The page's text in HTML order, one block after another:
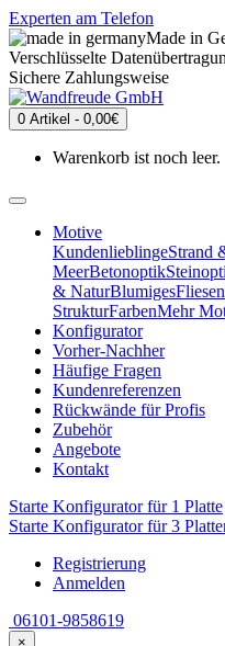
Experten am Telefon
Made in
Verschlüsselte
Sichere Zahlungsweise
0 Artikel - 0,00€
Warenkorb ist noch leer.
Motive
KundenlieblingeStrand
MeerBetonoptik
& NaturBlumigesFliesen
StrukturFarbenMehr
Konfigurator
Vorher-Nachher
Häufige Fragen
Kundenreferenzen
Rückwände für Profis
Zubehör
Angebote
Kontakt
Starte Konfigurator für 1 Platte
Starte Konfigurator für 3
Registrierung
Anmelden
06101-9858619
×